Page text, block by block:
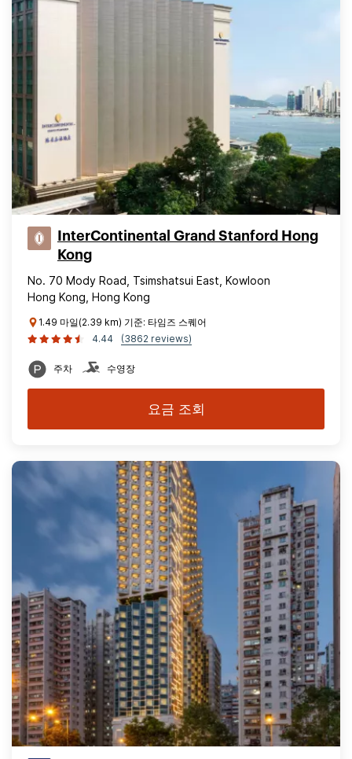
InterContinental Grand Stanford Hong
Kong
No. 70 Mody Road, Tsimshatsui East, Kowloon
Hong Kong, Hong Kong
1.49 마일(2.39 km) 기준: 타임즈 스퀘어
4.44
(3862 reviews)
주차 수영장
요금 조회